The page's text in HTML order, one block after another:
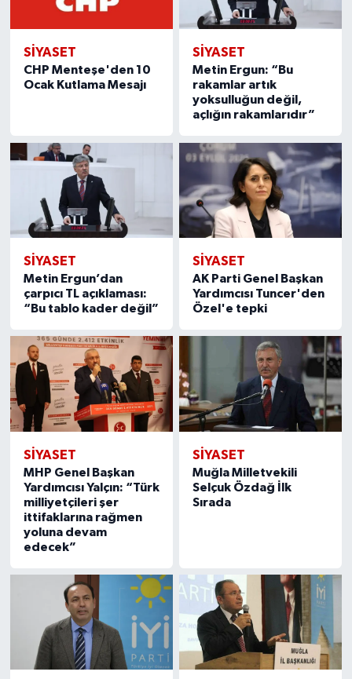
SIYASET
CHP Menteşe'den 10
Ocak Kutlama Mesajı
SIYASET
Metin Ergun: “Bu
rakamlar artık
yoksulluğun değil,
açlığın rakamlarıdır”
SIYASET
Metin Ergun’dan
çarpıcı TL açıklaması:
“Bu tablo kader değil”
SIYASET
AK Parti Genel Başkan
Yardımcısı Tuncer'den
Özel'e tepki
SIYASET
MHP Genel Başkan
Yardımcısı Yalçın: “Türk
milliyetçileri şer
ittifaklarına rağmen
yoluna devam
edecek”
SIYASET
Muğla Milletvekili
Selçuk Özdağ İlk
Sırada